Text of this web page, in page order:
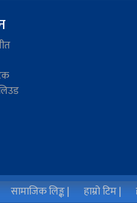
सामाजिक लिङ्क | हाम्रो टिम |